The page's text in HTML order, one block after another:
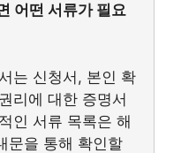
어떤 서류가 필요
는 신청서, 본인 확
리에 대한 증명서
인 서류 목록은 해
문을 통해 확인할